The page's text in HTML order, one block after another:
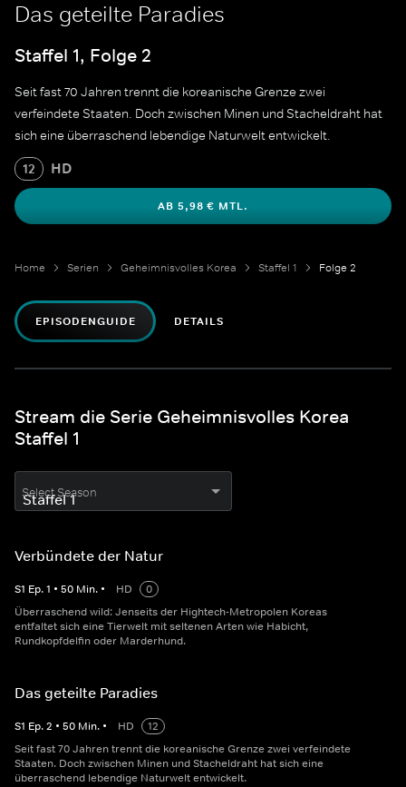
Das geteilte Paradies
Staffel 1, Folge 2
Seit fast 70 Jahren trennt die koreanische Grenze zwei
verfeindete Staaten. Doch zwischen Minen und Stacheldraht hat
sich eine überraschend lebendige Naturwelt entwickelt.
12 HD
AB 5,98 € MTL.
Home Serien Geheimnisvolles Korea Staffel 1 Folge 2
EPISODENGUIDE DETAILS
Stream die Serie Geheimnisvolles Korea
Staffel 1
Select Season
Verbündete der Natur
S1 Ep.1 • 50 Min. • HD
0
Überraschend wild: Jenseits der Hightech-Metropolen Koreas
entfaltet sich eine Tierwelt mit seltenen Arten wie Habicht,
Rundkopfdelfin oder Marderhund.
Das geteilte Paradies
S1 Ep.2 • 50 Min. • HD
12
Seit fast 70 Jahren trennt die koreanische Grenze zwei verfeindete
Staaten. Doch zwischen Minen und Stacheldraht hat sich eine
überraschend lebendige Naturwelt entwickelt.